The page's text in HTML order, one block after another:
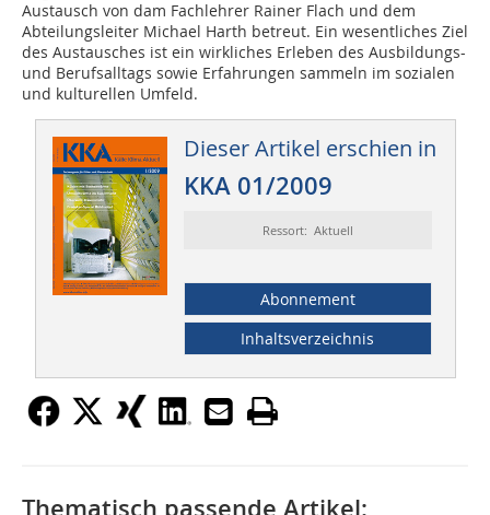
Austausch von dam Fachlehrer Rainer Flach und dem
Abteilungsleiter Michael Harth betreut. Ein wesentliches Ziel
des Austausches ist ein wirkliches Erleben des Ausbildungs-
und Berufsalltags sowie Erfahrungen sammeln im sozialen
und kulturellen Umfeld.
Dieser Artikel erschien in
KKA 01/2009
Ressort: Aktuell
Abonnement
Inhaltsverzeichnis